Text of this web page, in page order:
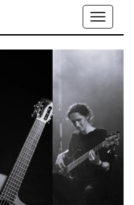
Menu